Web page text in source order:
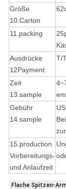
Größe
10.Carton
11.packing
Ausdrücke
12Payment
T/
Zeit
13.sample
Gebühr
14.sample
15.production
Vorbereitungs-
und Anlaufzeit
Flache Spitzen-